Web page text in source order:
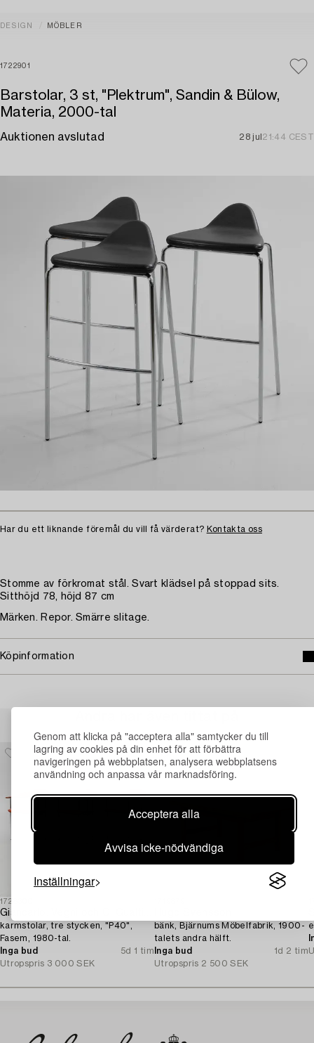
Genom att klicka på "acceptera alla" samtycker du till
lagring av cookies på din enhet för att förbättra
navigeringen på webbplatsen, analysera webbplatsens
användning och anpassa vår marknadsföring.
Acceptera alla
Avvisa icke-nödvändiga
Inställningar
DESIGN MÖBLER
1722901
Barstolar, 3 st, "Plektrum", Sandin & Bülow,
Materia, 2000-tal
Auktionen avslutad 28 jul 21:44 CEST
Har du ett liknande föremål du vill få värderat? Kontakta oss
Stomme av förkromat stål. Svart klädsel på stoppad sits.
Sitthöjd 78, höjd 87 cm
Märken. Repor. Smärre slitage.
Köpinformation
1728300
karmstolar, tre stycken, "P40",
Fasem, 1980-tal.
Inga bud
5d 1 tim
Utropspris 3 000 SEK
bänk, Bjärnums Möbelfabrik, 1900-
talets andra hälft.
Inga bud
1d 2 tim
Utropspris 2 500 SEK